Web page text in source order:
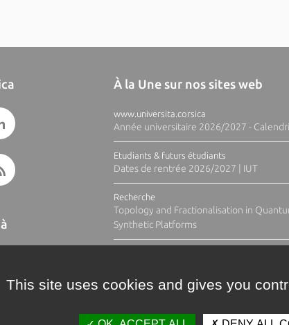
À la Une sur nos sites web
www.universita.corsica
Année universitaire 2026/2027 -
Etudiants & futurs étudiants
Dates de rentrée 2026/2027 | IUT
Recherche
Topology and Fractionalisation in
Synthetic Platforms
This site uses cookies and gives you